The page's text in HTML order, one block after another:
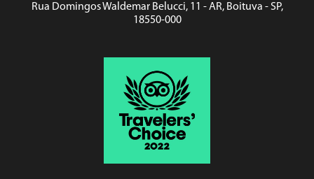
Rua Domingos Waldemar Belucci, 11 - AR, Boituva - SP,
18550-000